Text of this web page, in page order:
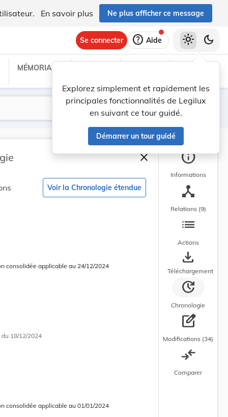
En savoir plus Ne plus afficher ce message
Se connecter help Aide
Explorez simplement et rapidement les
principales fonctionnalités de Legilux
en suivant ce tour guidé.
Démarrer un tour guidé
light_mode dark_mode
MÉMORIAL C
Lancer la recherche
Filtres
closeFermer la barre
Voir la Chronologie étendue
en cours d’application
consolidée applicable au 24/12/2024
du 18/12/2024
consolidée obsolète
consolidée applicable au 01/01/2024
info
Informations
device_hub
Relations (9)
list
Actions
save_alt
Téléchargement
update
Chronologie
edit_square
Modifications (34)
compare_arrows
Comparer